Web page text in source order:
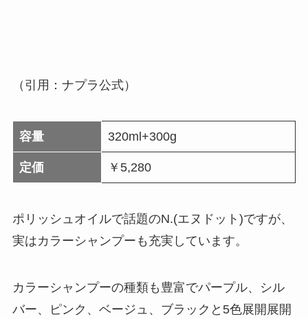
（引用：ナプラ公式）
容量 320ml+300g
定価 ￥5,280
ポリッシュオイルで話題のN.(エヌドット)ですが、
実はカラーシャンプーも充実しています。
カラーシャンプーの種類も豊富でパープル、シル
バー、ピンク、ベージュ、ブラックと5色展開展開